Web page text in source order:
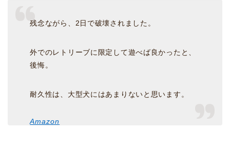
残念ながら、2日で破壊されました。
外でのレトリーブに限定して遊べば良かったと、
後悔。
耐久性は、大型犬にはあまりないと思います。
Amazon